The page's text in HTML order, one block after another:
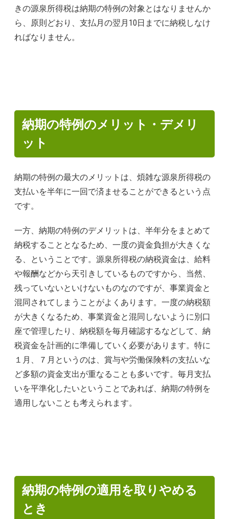
きの源泉所得税は納期の特例の対象とはなりませんか
ら、原則どおり、支払月の翌月10日までに納税しなけ
ればなりません。
納期の特例のメリット・デメリ
ット
納期の特例の最大のメリットは、煩雑な源泉所得税の
支払いを半年に一回で済ませることができるという点
です。
一方、納期の特例のデメリットは、半年分をまとめて
納税することとなるため、一度の資金負担が大きくな
る、ということです。源泉所得税の納税資金は、給料
や報酬などから天引きしているものですから、当然、
残っていないといけないものなのですが、事業資金と
混同されてしまうことがよくあります。一度の納税額
が大きくなるため、事業資金と混同しないように別口
座で管理したり、納税額を毎月確認するなどして、納
税資金を計画的に準備していく必要があります。特に
１月、７月というのは、賞与や労働保険料の支払いな
ど多額の資金支出が重なることも多いです。毎月支払
いを平準化したいということであれば、納期の特例を
適用しないことも考えられます。
納期の特例の適用を取りやめる
とき